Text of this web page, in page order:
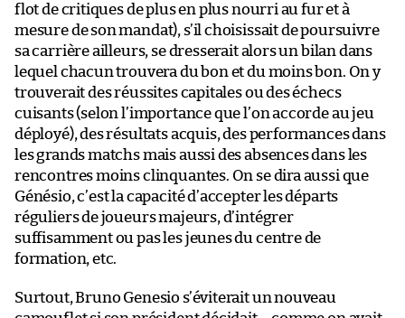
flot de critiques de plus en plus nourri au fur et à
mesure de son mandat), s’il choisissait de poursuivre
sa carrière ailleurs, se dresserait alors un bilan dans
lequel chacun trouvera du bon et du moins bon. On y
trouverait des réussites capitales ou des échecs
cuisants (selon l’importance que l’on accorde au jeu
déployé), des résultats acquis, des performances dans
les grands matchs mais aussi des absences dans les
rencontres moins clinquantes. On se dira aussi que
Génésio, c’est la capacité d’accepter les départs
réguliers de joueurs majeurs, d’intégrer
suffisamment ou pas les jeunes du centre de
formation, etc.
Surtout, Bruno Genesio s’éviterait un nouveau